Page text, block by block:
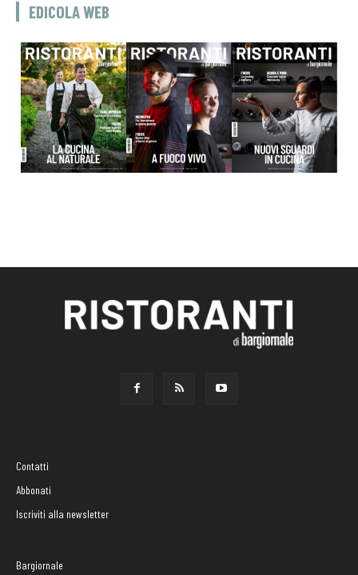
EDICOLA WEB
Contatti
Abbonati
Iscriviti alla newsletter
Bargiornale